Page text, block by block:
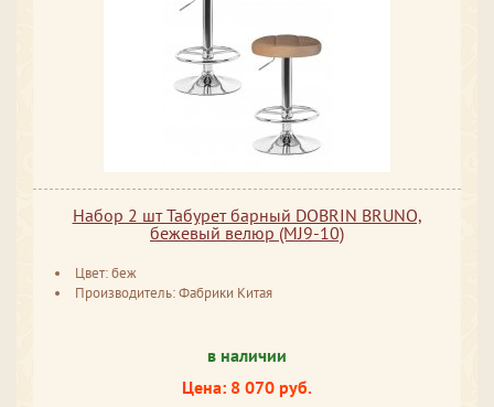
Набор 2 шт Табурет барный DOBRIN BRUNO,
бежевый велюр (MJ9-10)
Цвет: беж
Производитель: Фабрики Китая
в наличии
Цена: 8 070 руб.